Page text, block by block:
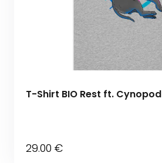
T-Shirt BIO Rest ft. Cynopod
29.00 €